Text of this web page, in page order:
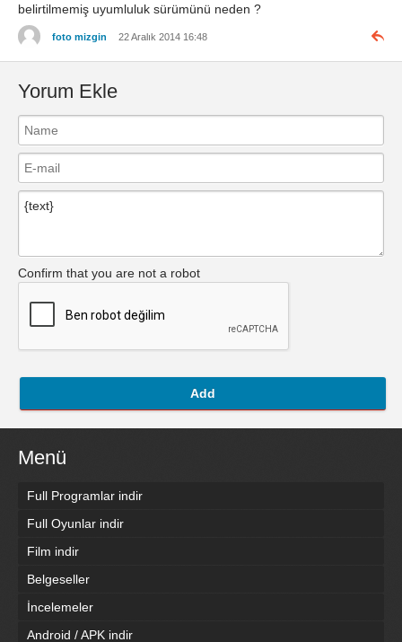
belirtilmemiş uyumluluk sürümünü neden ?
foto mizgin 22 Aralık 2014 16:48
Yorum Ekle
Confirm that you are not a robot
Add
Menü
Full Programlar indir
Full Oyunlar indir
Film indir
Belgeseller
İncelemeler
Android / APK indir